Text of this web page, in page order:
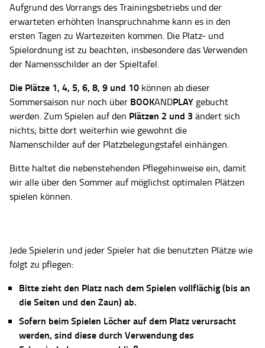
Aufgrund des Vorrangs des Trainingsbetriebs und der
erwarteten erhöhten Inanspruchnahme kann es in den
ersten Tagen zu Wartezeiten kommen. Die Platz- und
Spielordnung ist zu beachten, insbesondere das Verwenden
der Namensschilder an der Spieltafel.
Die Plätze 1, 4, 5, 6, 8, 9 und 10 können ab dieser
Sommersaison nur noch über BOOKANDPLAY gebucht
werden. Zum Spielen auf den Plätzen 2 und 3 ändert sich
nichts; bitte dort weiterhin wie gewohnt die
Namenschilder auf der Platzbelegungstafel einhängen.
Bitte haltet die nebenstehenden Pflegehinweise ein, damit
wir alle über den Sommer auf möglichst optimalen Plätzen
spielen können.
Jede Spielerin und jeder Spieler hat die benutzten Plätze wie
folgt zu pflegen:
Bitte zieht den Platz nach dem Spielen vollflächig (bis an
die Seiten und den Zaun) ab.
Sofern beim Spielen Löcher auf dem Platz verursacht
werden, sind diese durch Verwendung des